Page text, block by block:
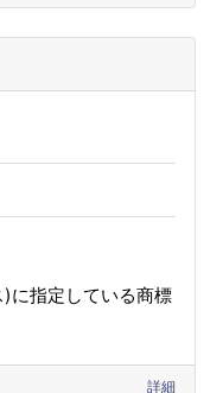
に指定している商標
詳細